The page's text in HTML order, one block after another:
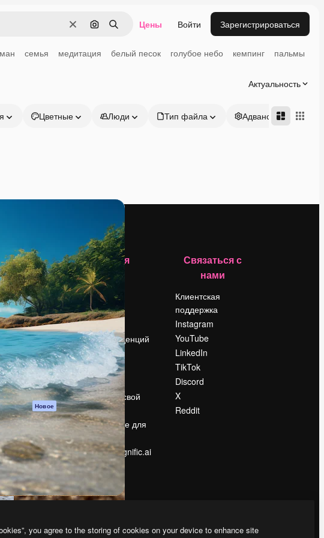
ОчиститьПоиск по изображению
Поиск Цены Войти Зарегистрироваться
семья медитация белый песок голубое небо кемпинг пальмы
Актуальность
Цветные Люди Тип файла Адвансд
по
ИИ
и
Новое
файлов
доверия
Компания
Цены
О нас
Reviews
Вакансии
Поиск тенденций
Блог
События
Slidesgo
Продайте свой
контент
Помещение для
прессы
Ищете magnific.ai
Связаться с
нами
Клиентская
поддержка
Instagram
YouTube
LinkedIn
TikTok
Discord
X
Reddit
you agree to the storing of cookies on your device to enhance site